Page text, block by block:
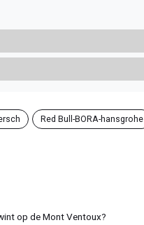
Red Bull-BORA-hansgrohe
op de Mont Ventoux?